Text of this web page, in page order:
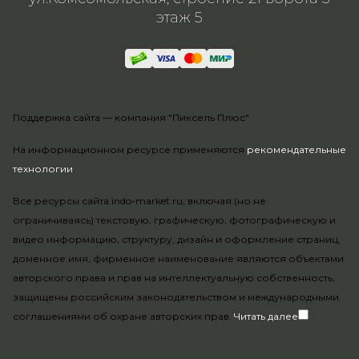
На информационном ресурсе применяются рекомендательные
технологии.
Все ресурсы сайта indo-market.ru, включая (но не
ограничиваясь) текстовую, графическую, фотографическую и
видео информацию, структуру, дизайн и оформление страниц,
доменное имя, фирменное наименование являются объектами
авторского права и прав на интеллектуальную собственность,
защищены российским законодательством и международными
соглашениями об охране авторских прав. Читать далее
этаж 5
Поддержка сайта — компания "Пиксель Плюс"